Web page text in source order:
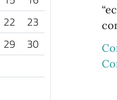
22
23
29
30